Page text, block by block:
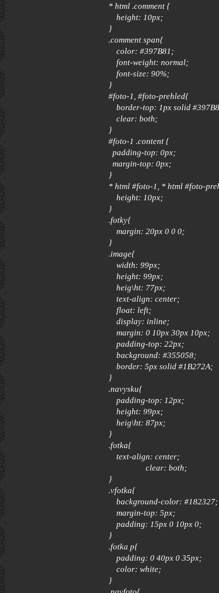
* html .comment {
height: 10px;
}
.comment span{
color: #397B81;
font-weight: normal;
font-size: 90%;
}
#foto-1, #foto-prehled{
border-top: 1px solid
clear: both;
}
#foto-1 .content {
padding-top: 0px;
margin-top: 0px;
}
* html #foto-1, * html #foto-
height: 10px;
}
.fotky{
margin: 20px 0 0 0;
}
.image{
width: 99px;
height: 99px;
heig\ht: 77px;
text-align: center;
float: left;
display: inline;
margin: 0 10px 30px 10px;
padding-top: 22px;
background: #355058;
border: 5px solid #1B272A;
}
.navysku{
padding-top: 12px;
height: 99px;
heig\ht: 87px;
}
.fotka{
text-align: center;
clear: both;
}
.vfotka{
background-color: #182327;
margin-top: 5px;
padding: 15px 0 10px 0;
}
.fotka p{
padding: 0 40px 0 35px;
color: white;
}